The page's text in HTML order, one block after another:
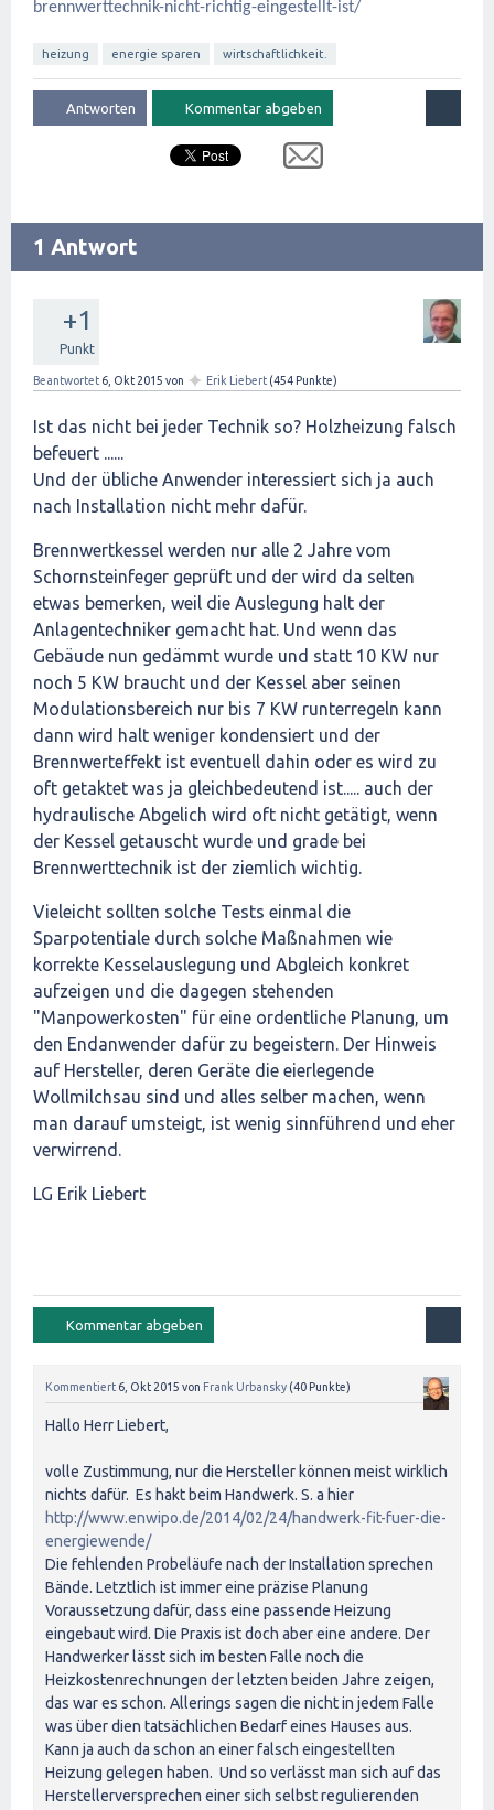
brennwerttechnik-nicht-richtig-eingestellt-ist/
heizung energie sparen wirtschaftlichkeit.
1 Antwort
+1
Punkt
Beantwortet 6, Okt 2015 von ✦ Erik Liebert (454 Punkte)
Ist das nicht bei jeder Technik so? Holzheizung falsch
befeuert ......
Und der übliche Anwender interessiert sich ja auch
nach Installation nicht mehr dafür.
Brennwertkessel werden nur alle 2 Jahre vom
Schornsteinfeger geprüft und der wird da selten
etwas bemerken, weil die Auslegung halt der
Anlagentechniker gemacht hat. Und wenn das
Gebäude nun gedämmt wurde und statt 10 KW nur
noch 5 KW braucht und der Kessel aber seinen
Modulationsbereich nur bis 7 KW runterregeln kann
dann wird halt weniger kondensiert und der
Brennwerteffekt ist eventuell dahin oder es wird zu
oft getaktet was ja gleichbedeutend ist..... auch der
hydraulische Abgelich wird oft nicht getätigt, wenn
der Kessel getauscht wurde und grade bei
Brennwerttechnik ist der ziemlich wichtig.
Vieleicht sollten solche Tests einmal die
Sparpotentiale durch solche Maßnahmen wie
korrekte Kesselauslegung und Abgleich konkret
aufzeigen und die dagegen stehenden
"Manpowerkosten" für eine ordentliche Planung, um
den Endanwender dafür zu begeistern. Der Hinweis
auf Hersteller, deren Geräte die eierlegende
Wollmilchsau sind und alles selber machen, wenn
man darauf umsteigt, ist wenig sinnführend und eher
verwirrend.
LG Erik Liebert
Kommentiert 6, Okt 2015 von Frank Urbansky (40 Punkte)
Hallo Herr Liebert,
volle Zustimmung, nur die Hersteller können meist wirklich
nichts dafür. Es hakt beim Handwerk. S. a hier
http://www.enwipo.de/2014/02/24/handwerk-fit-fuer-die-
energiewende/
Die fehlenden Probeläufe nach der Installation sprechen
Bände. Letztlich ist immer eine präzise Planung
Voraussetzung dafür, dass eine passende Heizung
eingebaut wird. Die Praxis ist doch aber eine andere. Der
Handwerker lässt sich im besten Falle noch die
Heizkostenrechnungen der letzten beiden Jahre zeigen,
das war es schon. Allerings sagen die nicht in jedem Falle
was über dien tatsächlichen Bedarf eines Hauses aus.
Kann ja auch da schon an einer falsch eingestellten
Heizung gelegen haben. Und so verlässt man sich auf das
Herstellerversprechen einer sich selbst regulierenden